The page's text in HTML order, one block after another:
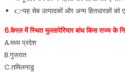
👉यह सेब उत्पादकों और अन्य हितधारकों को
6.केरल में स्थित मुल्लापेरियार बांध किस राज्य के
A.मध्य प्रदेश
B.गुजरात
C.तमिलनाडु